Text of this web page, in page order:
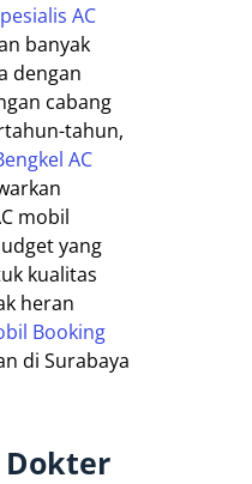
AC
banyak
dengan
cabang
tahun,
AC
mobil
yang
kualitas
heran
Booking
di Surabaya